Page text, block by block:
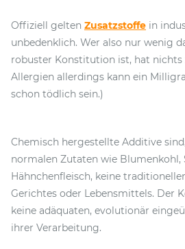
Offiziell gelten Zusatzstoffe in
unbedenklich. Wer also nur wenig
robuster Konstitution ist, hat nichts
Allergien allerdings kann ein
schon tödlich sein.)
Chemisch hergestellte Additive
normalen Zutaten wie Blumenkohl,
Hähnchenfleisch, keine
Gerichtes oder Lebensmittels. Der
keine adäquaten, evolutionär
ihrer Verarbeitung.